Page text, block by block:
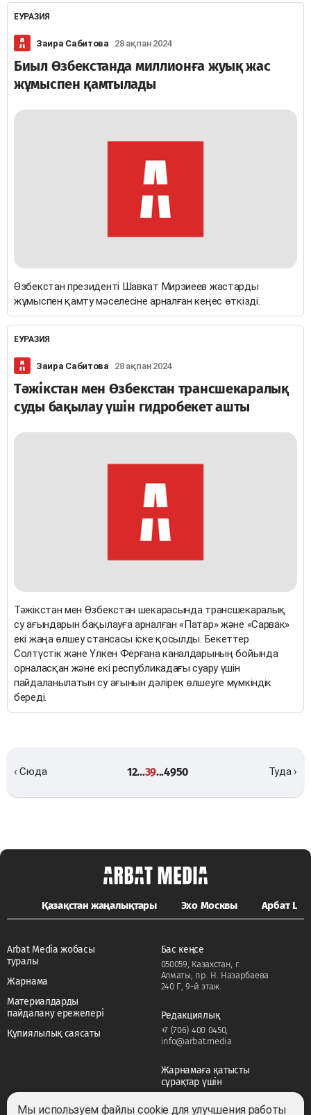
ЕУРАЗИЯ
Заира Сабитова 28 ақпан 2024
Биыл Өзбекстанда миллионға жуық жас
жұмыспен қамтылады
Өзбекстан президенті Шавкат Мирзиеев жастарды
жұмыспен қамту мәселесіне арналған кеңес өткізді.
ЕУРАЗИЯ
Заира Сабитова 28 ақпан 2024
Тәжікстан мен Өзбекстан трансшекаралық
суды бақылау үшін гидробекет ашты
Тәжікстан мен Өзбекстан шекарасында трансшекаралық
су ағындарын бақылауға арналған «Патар» және «Сарвак»
екі жаңа өлшеу стансасы іске қосылды. Бекеттер
Солтүстік және Үлкен Ферғана каналдарының бойында
орналасқан және екі республикадағы суару үшін
пайдаланылатын су ағынын дәлірек өлшеуге мүмкіндік
береді.
‹ Сюда 12...39...4950 Туда ›
Қазақстан жаңалықтары Эхо Москвы Арбат LIFE
Arbat Media жобасы
туралы
Жарнама
Материалдарды
пайдалану ережелері
Құпиялылық саясаты
Бас кеңсе
050059, Казахстан, г.
Алматы, пр. Н. Назарбаева
240 Г, 9-й этаж.
Редакциялық
+7 (706) 400 0450,
info@arbat.media
Жарнамаға қатысты
сұрақтар үшін
adv@arbat.media
Мы используем файлы cookie для улучшения работы